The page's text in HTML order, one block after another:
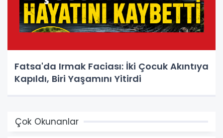
Fatsa'da Irmak Faciası: İki Çocuk Akıntıya
Kapıldı, Biri Yaşamını Yitirdi
Çok Okunanlar